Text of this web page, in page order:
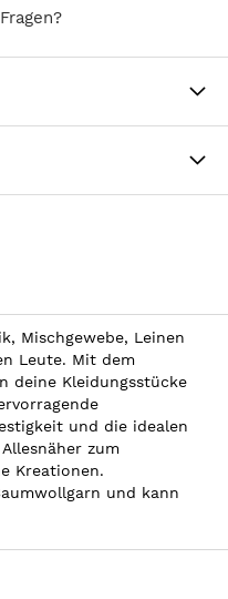
Fragen?
Mischgewebe, Leinen
Leute. Mit dem
deine Kleidungsstücke
und die idealen
zum
Kreationen.
und kann